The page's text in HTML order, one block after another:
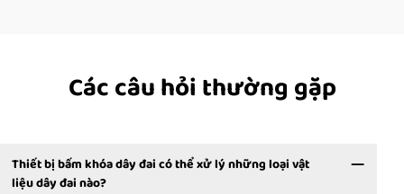
Các câu hỏi thường gặp
Thiết bị bấm khóa dây đai có thể xử lý những loại vật
liệu dây đai nào?